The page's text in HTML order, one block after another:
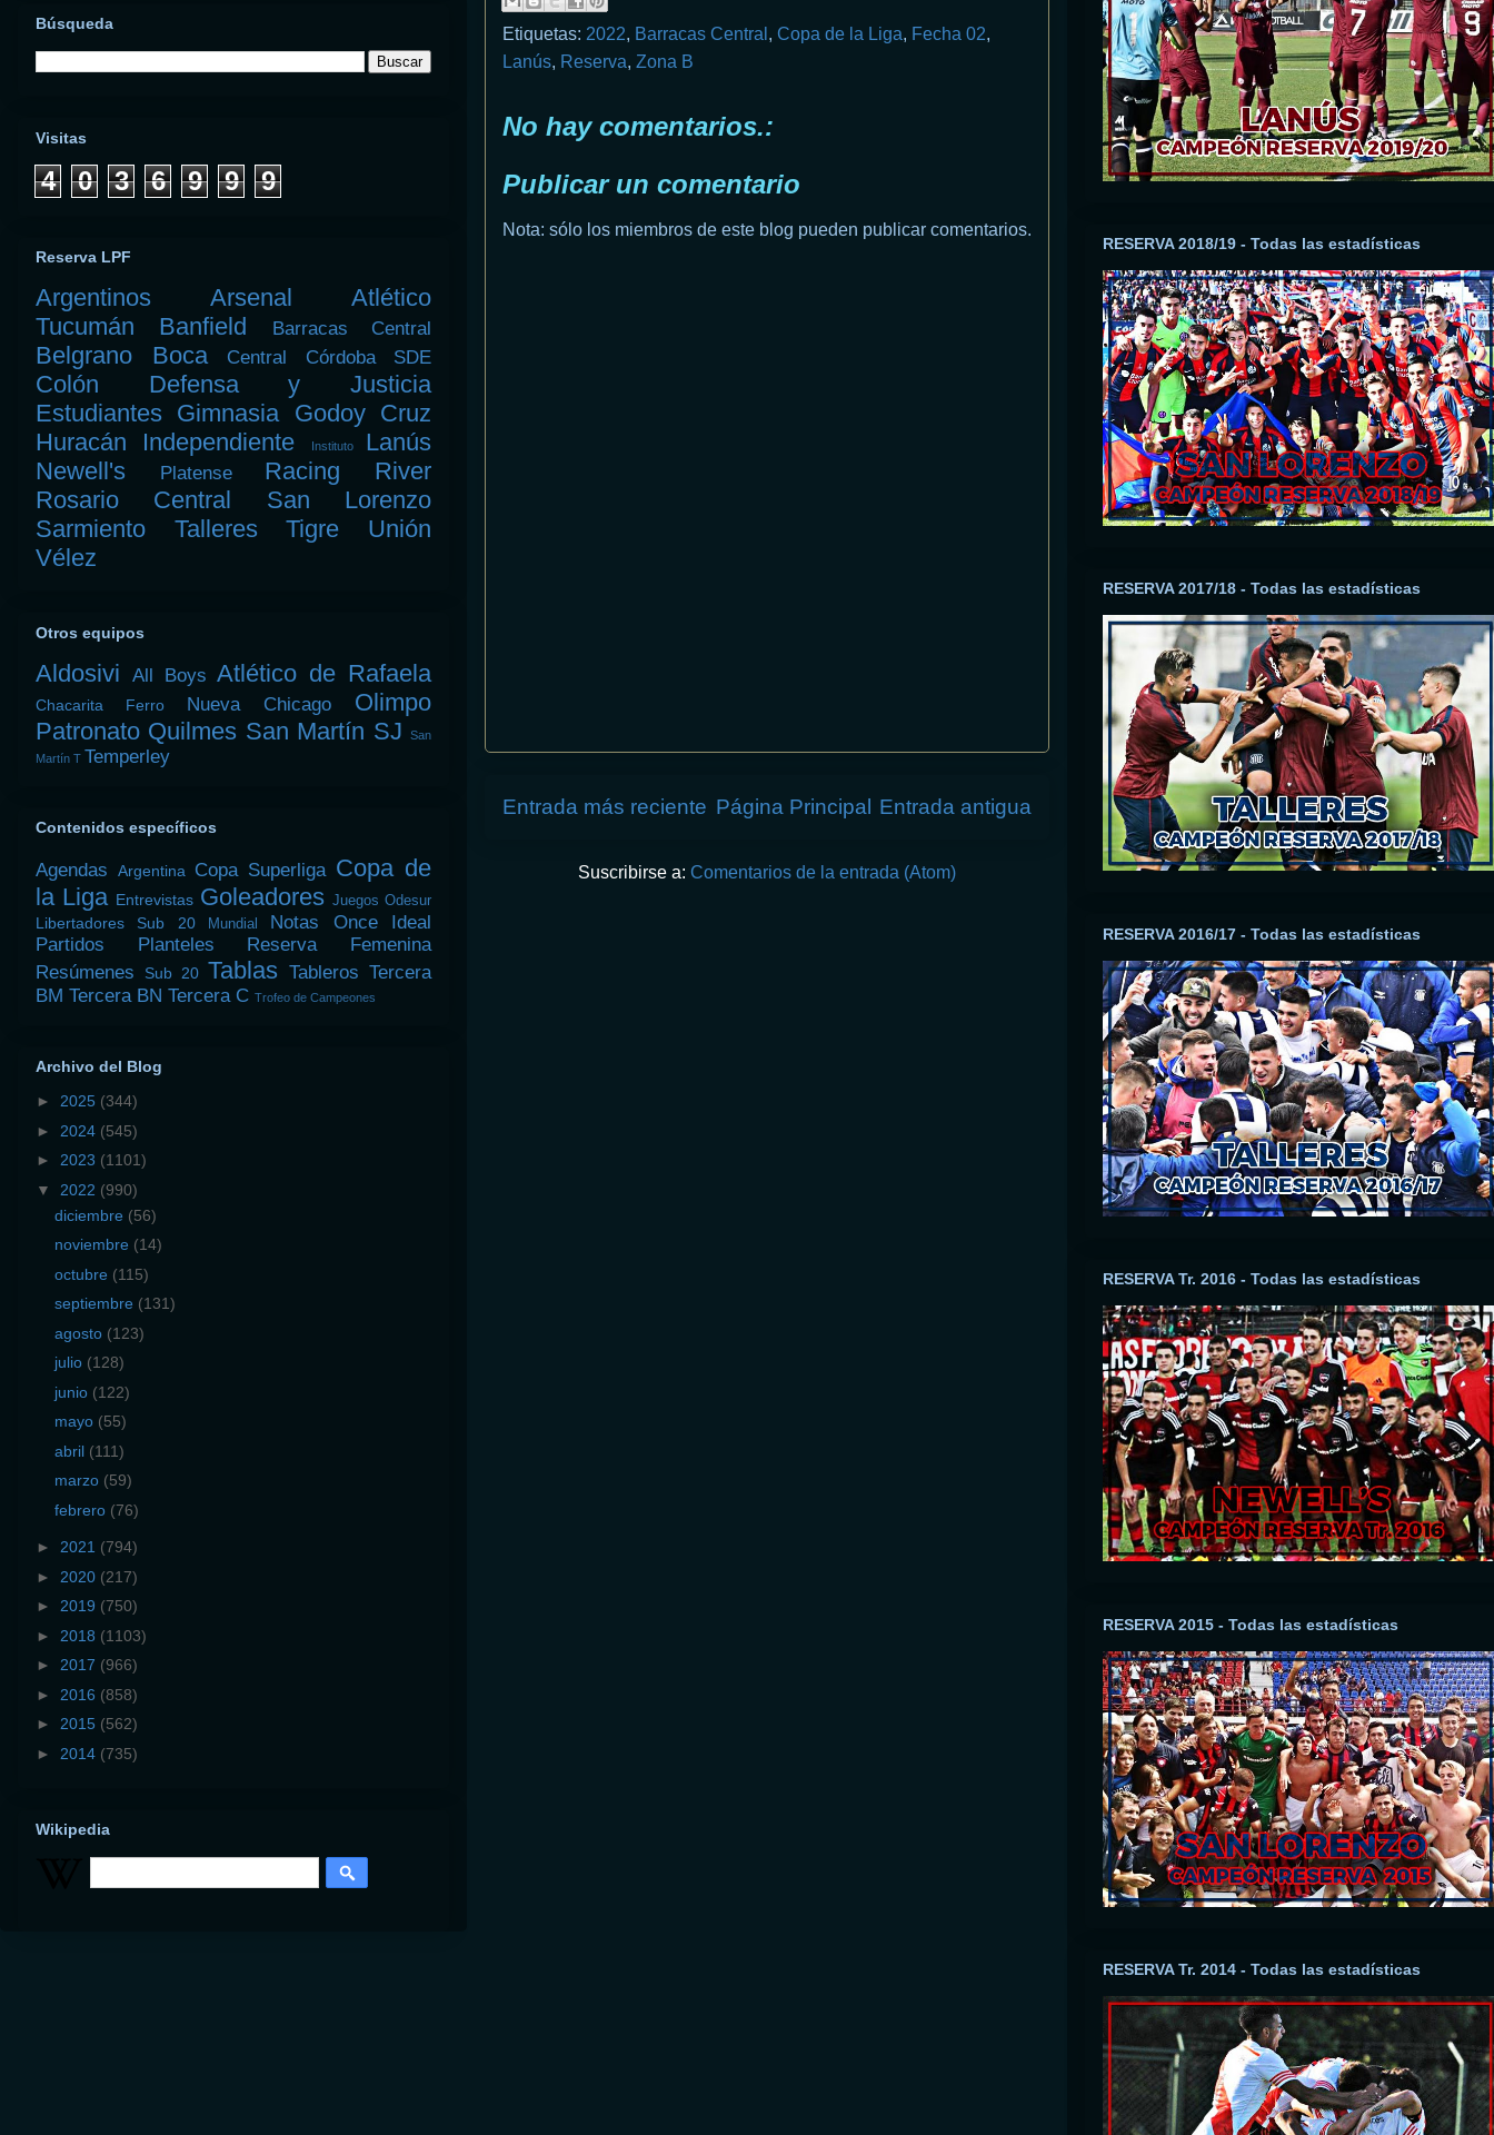
Etiquetas: 2022, Barracas Central , Copa de la Liga, Fecha 02,
Lanús, Reserva, Zona B
No hay comentarios.:
Publicar un comentario
Nota: sólo los miembros de este blog pueden publicar comentarios.
Entrada más reciente Entrada antigua
Página Principal
Suscribirse a: Comentarios de la entrada (Atom)
Búsqueda
Visitas
4 0 3 6 9 9 9
Reserva LPF
Argentinos Arsenal
Atlético
Tucumán
Banfield Barracas Central
Belgrano Boca Central Córdoba SDE
Colón
Defensa y Justicia
Estudiantes Gimnasia Godoy Cruz
Huracán
Independiente Instituto
Lanús
Newell's
Platense Racing
River
Rosario Central
San Lorenzo
Sarmiento
Talleres Tigre
Unión
Vélez
Otros equipos
Aldosivi All Boys Atlético de Rafaela
Chacarita Ferro Nueva Chicago
Olimpo
Patronato Quilmes San Martín SJ
San
Martín T Temperley
Contenidos específicos
Agendas Argentina Copa Superliga Copa de
la Liga Entrevistas Goleadores Juegos Odesur
Libertadores Sub 20 Mundial Notas
Once Ideal
Partidos
Planteles
Reserva Femenina
Resúmenes
Sub 20 Tablas Tableros Tercera
BM Tercera BN Tercera C Trofeo de Campeones
Archivo del Blog
► 2025 (344)
► 2024 (545)
► 2023 (1101)
▼ 2022 (990)
diciembre (56)
noviembre (14)
octubre (115)
septiembre (131)
agosto (123)
julio (128)
junio (122)
mayo (55)
abril (111)
marzo (59)
febrero (76)
► 2021 (794)
► 2020 (217)
► 2019 (750)
► 2018 (1103)
► 2017 (966)
► 2016 (858)
► 2015 (562)
► 2014 (735)
Wikipedia
RESERVA 2018/19 - Todas las estadísticas
RESERVA 2017/18 - Todas las estadísticas
RESERVA 2016/17 - Todas las estadísticas
RESERVA Tr. 2016 - Todas las estadísticas
RESERVA 2015 - Todas las estadísticas
RESERVA Tr. 2014 - Todas las estadísticas